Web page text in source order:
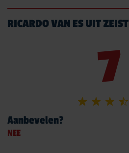
RICARDO VAN ES UIT ZEIST
7
Aanbevelen?
NEE
REVIEWS
ZOEKEN
CONTACT